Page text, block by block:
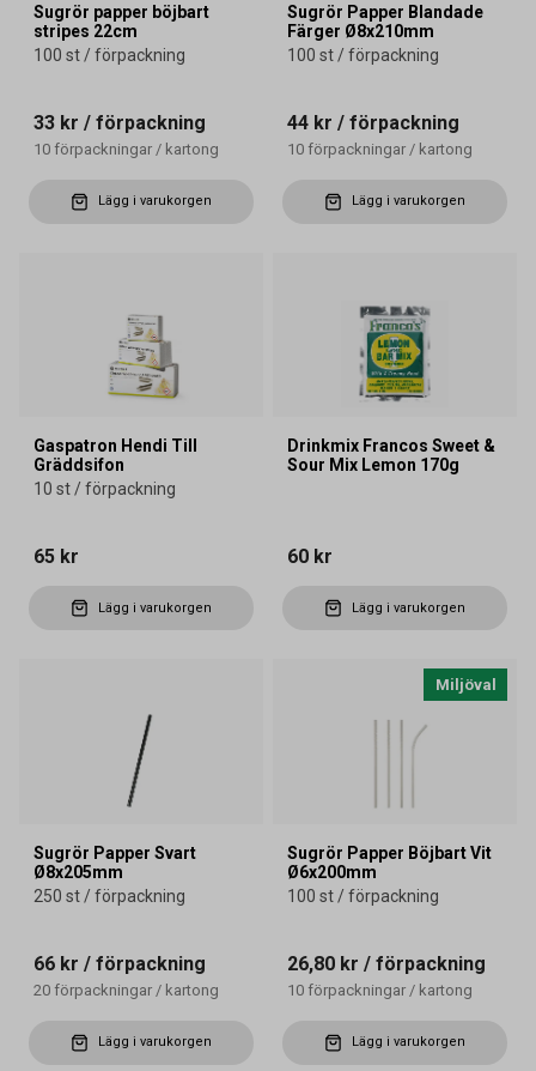
Sugrör papper böjbart
stripes 22cm
100 st / förpackning
33 kr / förpackning
10 förpackningar / kartong
Lägg i varukorgen
Sugrör Papper Blandade
Färger Ø8x210mm
100 st / förpackning
44 kr / förpackning
10 förpackningar / kartong
Lägg i varukorgen
Gaspatron Hendi Till
Gräddsifon
10 st / förpackning
65 kr
Lägg i varukorgen
Drinkmix Francos Sweet &
Sour Mix Lemon 170g
60 kr
Lägg i varukorgen
Sugrör Papper Svart
Ø8x205mm
250 st / förpackning
66 kr / förpackning
20 förpackningar / kartong
Lägg i varukorgen
Miljöval
Sugrör Papper Böjbart Vit
Ø6x200mm
100 st / förpackning
26,80 kr / förpackning
10 förpackningar / kartong
Lägg i varukorgen